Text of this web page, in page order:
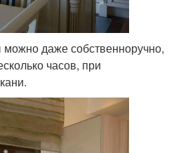
можно даже собственноручно,
часов, при